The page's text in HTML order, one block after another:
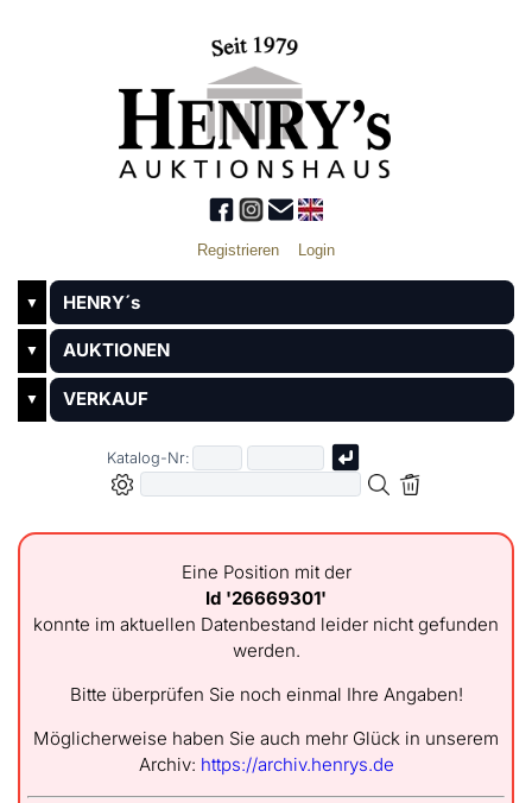
Registrieren Login
▼ HENRY´s
▼ AUKTIONEN
▼ VERKAUF
Katalog-Nr:
Eine Position mit der
Id '26669301'
konnte im aktuellen Datenbestand leider nicht gefunden
werden.
Bitte überprüfen Sie noch einmal Ihre Angaben!
Möglicherweise haben Sie auch mehr Glück in unserem
Archiv: https://archiv.henrys.de